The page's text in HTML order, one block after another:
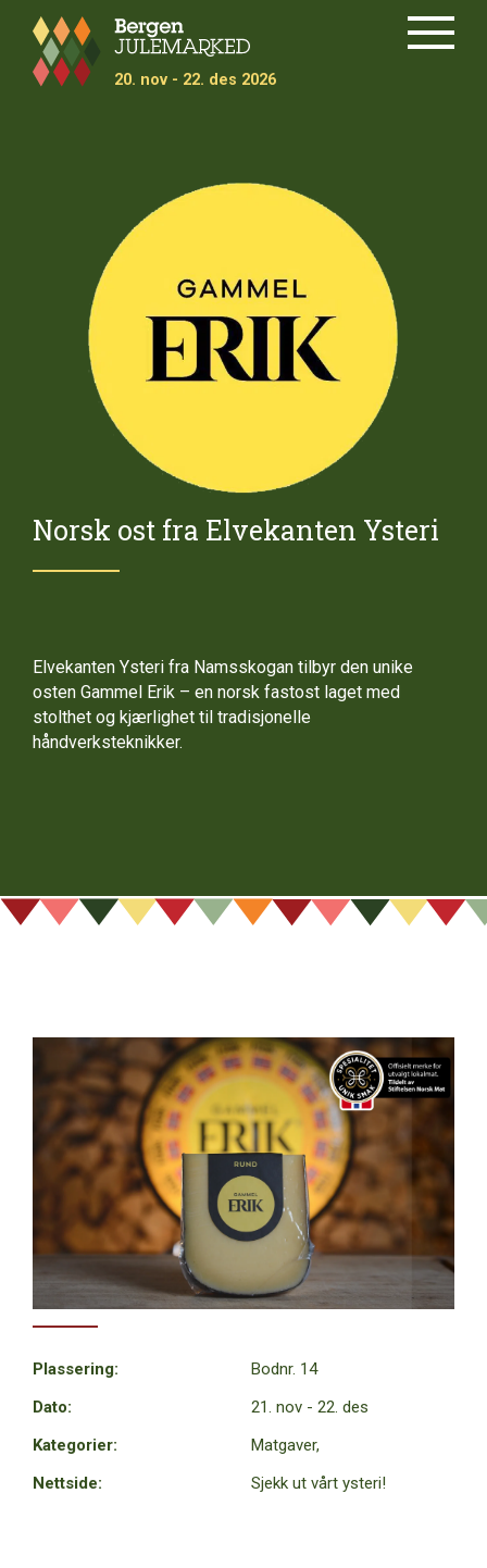
20. nov - 22. des 2026
Meny
Norsk ost fra Elvekanten Ysteri
Elvekanten Ysteri fra Namsskogan tilbyr den unike
osten Gammel Erik – en norsk fastost laget med
stolthet og kjærlighet til tradisjonelle
håndverksteknikker.
Plassering:
Bodnr. 14
Dato:
21. nov - 22. des
Kategorier:
Matgaver,
Nettside:
Sjekk ut vårt ysteri!